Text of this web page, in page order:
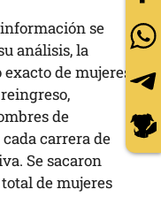
se
análisis, la
de mujeres
de
carrera de
Se sacaron
de mujeres